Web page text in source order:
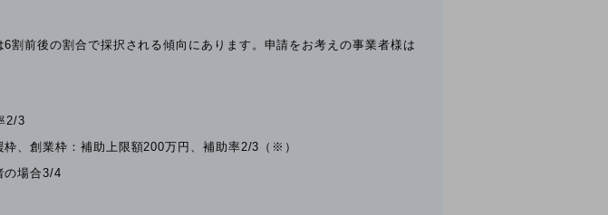
割前後の割合で採択される傾向にあります。申請をお考えの事業者様は
2/3
、創業枠：補助上限額200万円、補助率2/3（※）
の場合3/4